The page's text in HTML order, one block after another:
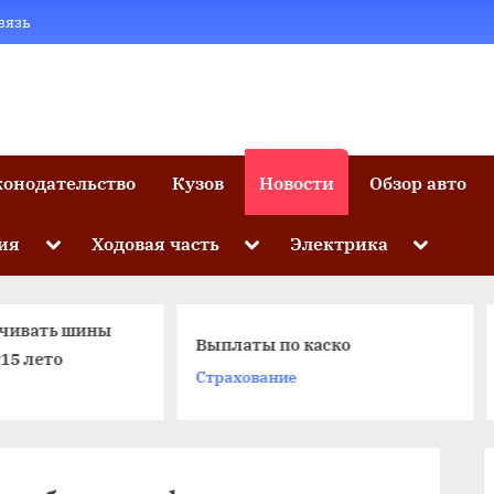
Кузов Новости Обзор авто
Toggle
menu
Ходовая часть Toggle
menu
Электрика Toggle
menu
Выплаты по каско
Ремонт турбин
двигателей